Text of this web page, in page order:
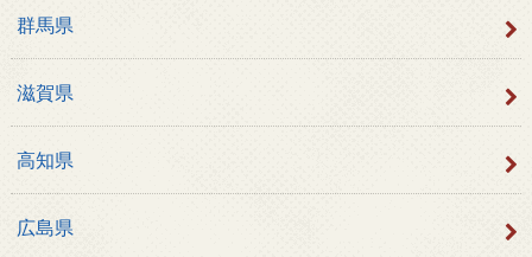
群馬県
滋賀県
高知県
広島県